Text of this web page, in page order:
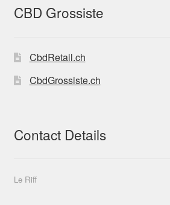
CBD Grossiste
CbdRetail.ch
CbdGrossiste.ch
Contact Details
Le Riff